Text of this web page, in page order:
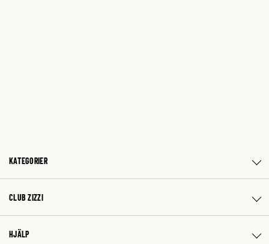
KATEGORIER
CLUB ZIZZI
HJÄLP